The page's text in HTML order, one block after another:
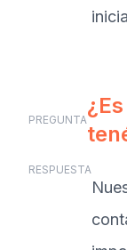
PREGUNTA
RESPUESTA